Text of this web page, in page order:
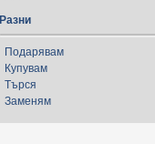
Разни
Подарявам
Купувам
Търся
Заменям